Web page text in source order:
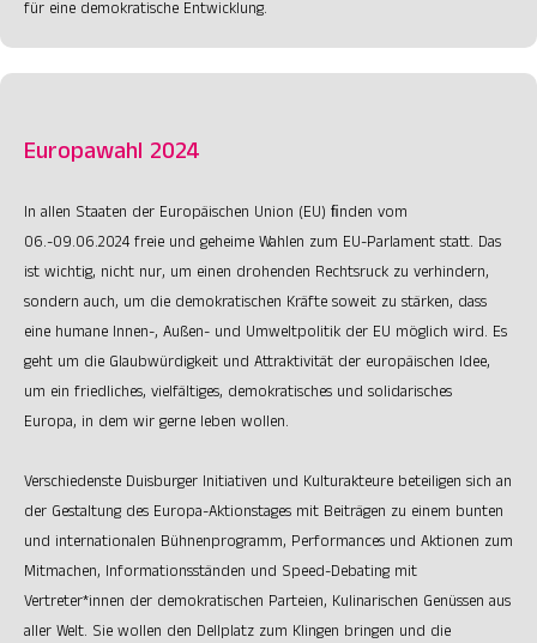
für eine demokratische Entwicklung.
Europawahl 2024
In allen Staaten der Europäischen Union (EU) ﬁnden vom
06.-09.06.2024 freie und geheime Wahlen zum EU-Parlament statt. Das
ist wichtig, nicht nur, um einen drohenden Rechtsruck zu verhindern,
sondern auch, um die demokratischen Kräfte soweit zu stärken, dass
eine humane Innen-, Außen- und Umweltpolitik der EU möglich wird. Es
geht um die Glaubwürdigkeit und Attraktivität der europäischen Idee,
um ein friedliches, vielfältiges, demokratisches und solidarisches
Europa, in dem wir gerne leben wollen.
Verschiedenste Duisburger Initiativen und Kulturakteure beteiligen sich an
der Gestaltung des Europa-Aktionstages mit Beiträgen zu einem bunten
und internationalen Bühnenprogramm, Performances und Aktionen zum
Mitmachen, Informationsständen und Speed-Debating mit
Vertreter*innen der demokratischen Parteien, Kulinarischen Genüssen aus
aller Welt. Sie wollen den Dellplatz zum Klingen bringen und die